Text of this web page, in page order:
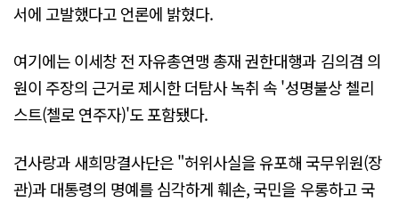
서에 고발했다고 언론에 밝혔다.
여기에는 이세창 전 자유총연맹 총재 권한대행과 김의겸 의
원이 주장의 근거로 제시한 더탐사 녹취 속 '성명불상 첼리
스트(첼로 연주자)'도 포함됐다.
건사랑과 새희망결사단은 "허위사실을 유포해 국무위원(장
관)과 대통령의 명예를 심각하게 훼손, 국민을 우롱하고 국